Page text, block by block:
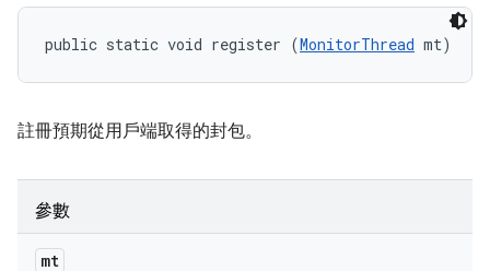
public static void register (MonitorThread mt)
註冊預期從用戶端取得的封包。
參數
mt